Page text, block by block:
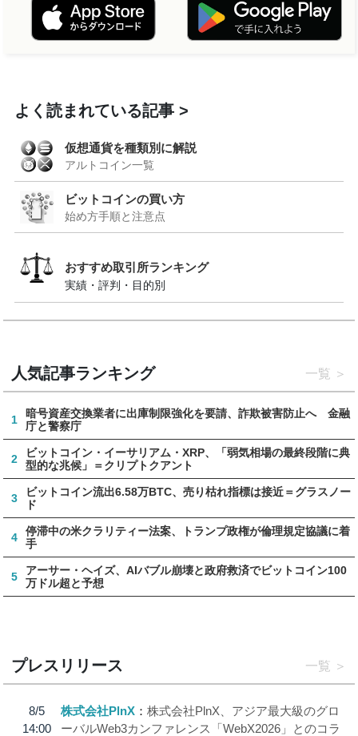
よく読まれている記事
仮想通貨を種類別に解説
アルトコイン一覧
ビットコインの買い方
始め方手順と注意点
おすすめ取引所ランキング
実績・評判・目的別
人気記事ランキング 一覧
1
暗号資産交換業者に出庫制限強化を要請、詐欺被害防止へ 金融
庁と警察庁
2
ビットコイン・イーサリアム・XRP、「弱気相場の最終段階に典
型的な兆候」＝クリプトクアント
3
ビットコイン流出6.58万BTC、売り枯れ指標は接近＝グラスノー
ド
4
停滞中の米クラリティー法案、トランプ政権が倫理規定協議に着
手
5
アーサー・ヘイズ、AIバブル崩壊と政府救済でビットコイン100
万ドル超と予想
プレスリリース 一覧
8/5
14:00
株式会社PlnX
株式会社PlnX、アジア最大級のグロ
ーバルWeb3カンファレンス「WebX2026」とのコラ